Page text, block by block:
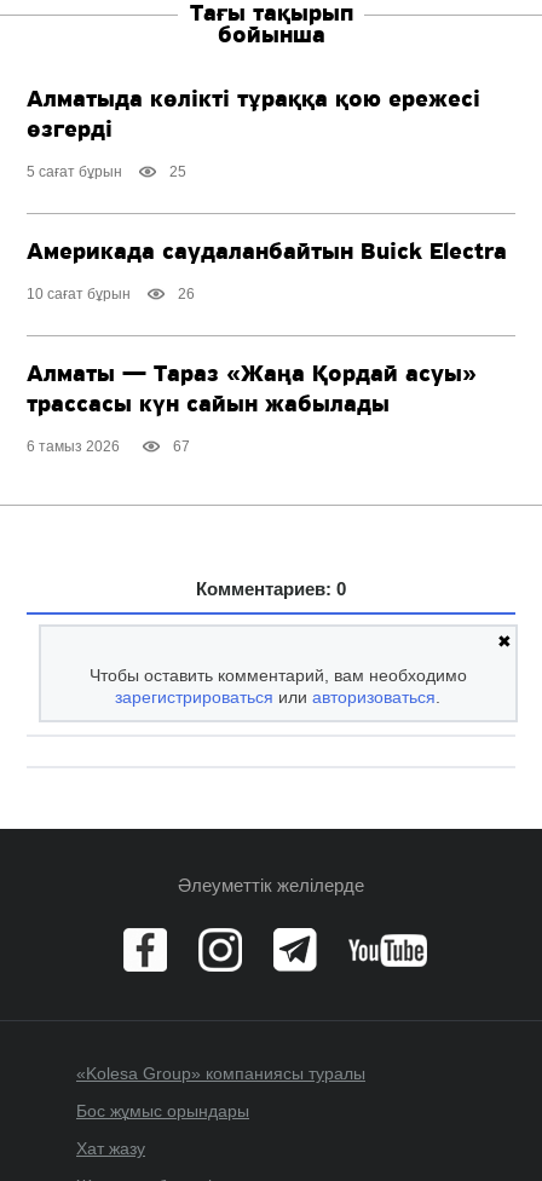
Тағы тақырып
бойынша
Алматыда көлікті тұраққа қою ережесі
өзгерді
5 сағат бұрын 25
Америкада саудаланбайтын Buick Electra
10 сағат бұрын 26
Алматы — Тараз «Жаңа Қордай асуы»
трассасы күн сайын жабылады
6 тамыз 2026 67
Комментариев: 0
✖
Чтобы оставить комментарий, вам необходимо
зарегистрироваться илиавторизоваться
Әлеуметтік желілерде
«Kolesa Group» компаниясы туралы
Бос жұмыс орындары
Хат жазу